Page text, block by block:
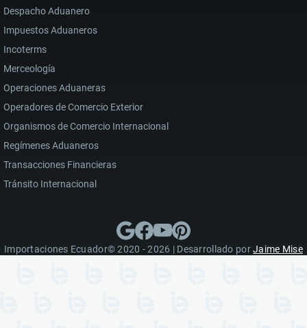
Despacho Aduanero
Impuestos Aduaneros
Incoterms
Merceología
Operaciones Aduaneras
Operadores de Comercio Exterior
Organismos de Comercio Internacional
Regímenes Aduaneros
Transacciones Financieras
Tránsito Internacional
Importaciones Ecuador© 2020 - 2026 | Desarrollado porJaime Mise